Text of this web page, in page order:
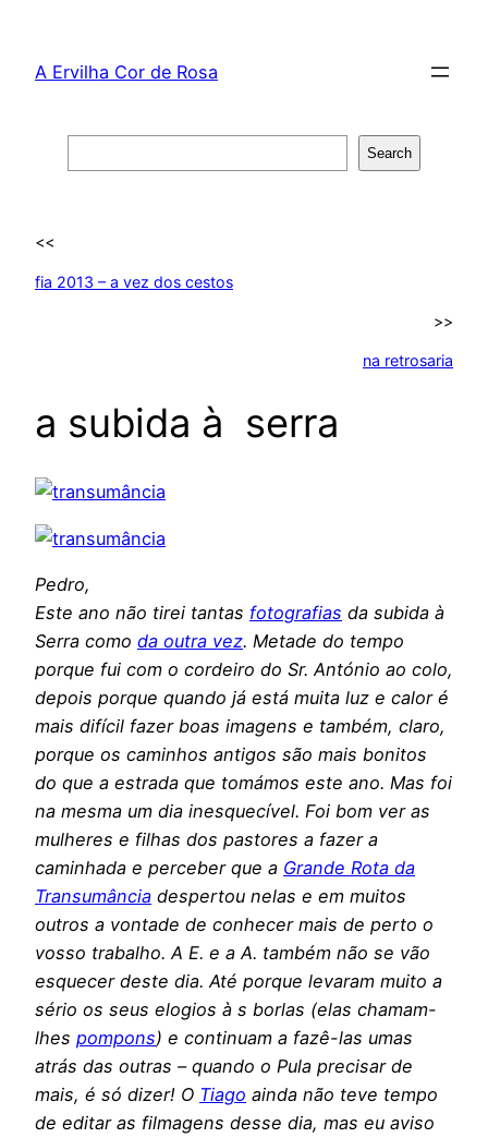
content
A Ervilha Cor de Rosa
Search
<<
fia 2013 – a vez dos cestos
>>
na retrosaria
a subida à serra
Pedro,
Este ano não tirei tantas fotografias da subida à
Serra como da outra vez. Metade do tempo
porque fui com o cordeiro do Sr. António ao colo,
depois porque quando já está muita luz e calor é
mais difícil fazer boas imagens e também, claro,
porque os caminhos antigos são mais bonitos
do que a estrada que tomámos este ano. Mas foi
na mesma um dia inesquecível. Foi bom ver as
mulheres e filhas dos pastores a fazer a
caminhada e perceber que a Grande Rota da
Transumância despertou nelas e em muitos
outros a vontade de conhecer mais de perto o
vosso trabalho. A E. e a A. também não se vão
esquecer deste dia. Até porque levaram muito a
sério os seus elogios à s borlas (elas chamam-
lhes pompons) e continuam a fazê-las umas
atrás das outras – quando o Pula precisar de
mais, é só dizer! O Tiago ainda não teve tempo
de editar as filmagens desse dia, mas eu aviso